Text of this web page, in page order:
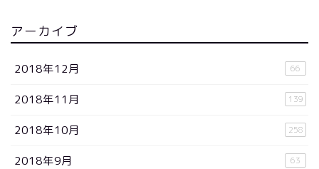
アーカイブ
2018年12月 66
2018年11月 139
2018年10月 258
2018年9月 63